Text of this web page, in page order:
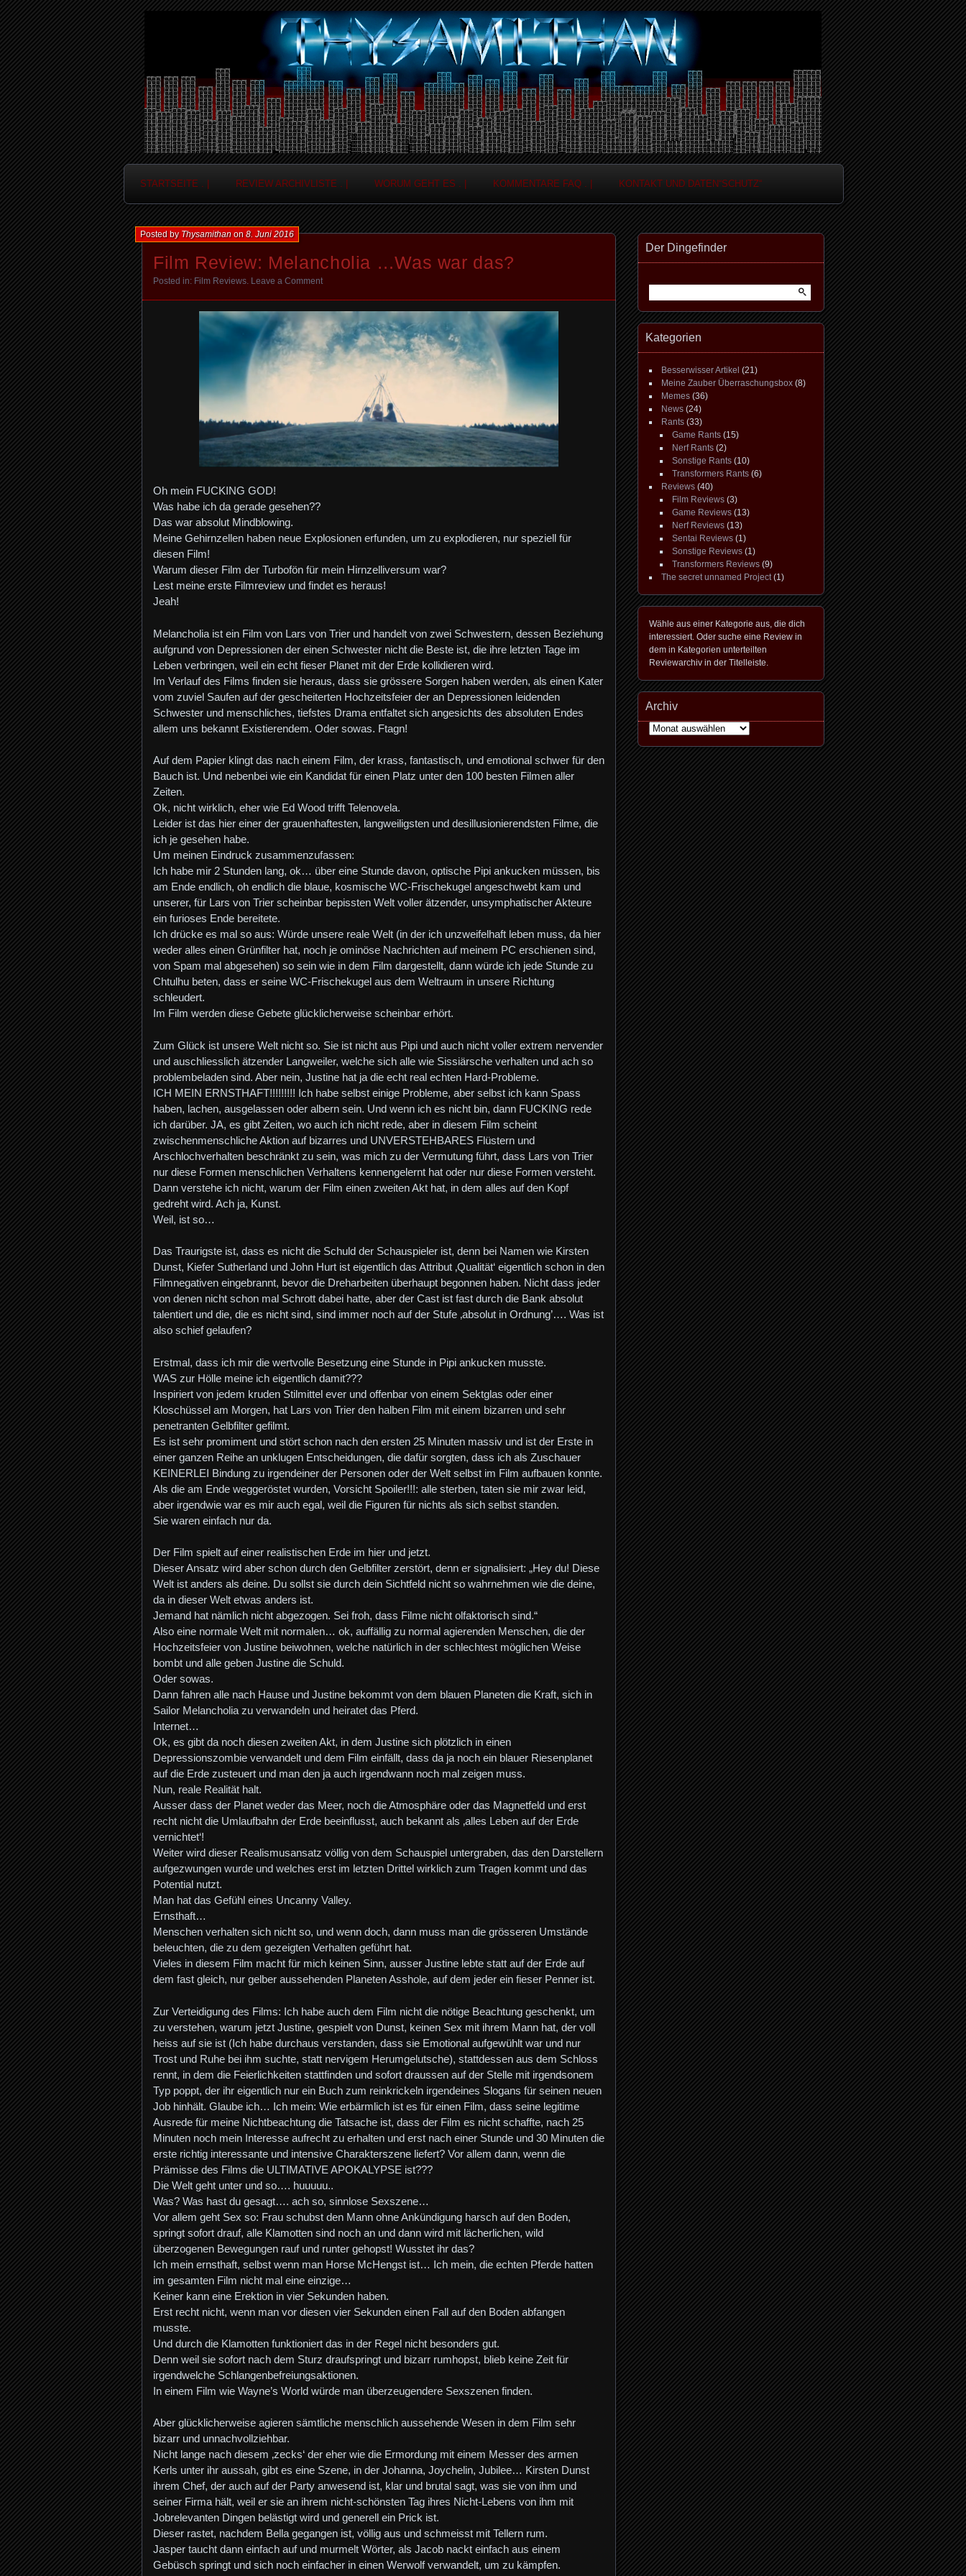
Thysamithan
STARTSEITE . | REVIEW ARCHIVLISTE . | WORUM GEHT ES . | KOMMENTARE FAQ . | KONTAKT UND DATEN“SCHUTZ“
Film Review: Melancholia …Was war das?
Posted byThysamithanon8. Juni 2016
Posted in: Film Reviews. Leave a Comment
Oh mein FUCKING GOD!
Was habe ich da gerade gesehen??
Das war absolut Mindblowing.
Meine Gehirnzellen haben neue Explosionen erfunden, um zu explodieren, nur speziell für
diesen Film!
Warum dieser Film der Turbofön für mein Hirnzelliversum war?
Lest meine erste Filmreview und findet es heraus!
Jeah!
Melancholia ist ein Film von Lars von Trier und handelt von zwei Schwestern, dessen Beziehung
aufgrund von Depressionen der einen Schwester nicht die Beste ist, die ihre letzten Tage im
Leben verbringen, weil ein echt fieser Planet mit der Erde kollidieren wird.
Im Verlauf des Films finden sie heraus, dass sie grössere Sorgen haben werden, als einen Kater
vom zuviel Saufen auf der gescheiterten Hochzeitsfeier der an Depressionen leidenden
Schwester und menschliches, tiefstes Drama entfaltet sich angesichts des absoluten Endes
allem uns bekannt Existierendem. Oder sowas. Ftagn!
Auf dem Papier klingt das nach einem Film, der krass, fantastisch, und emotional schwer für den
Bauch ist. Und nebenbei wie ein Kandidat für einen Platz unter den 100 besten Filmen aller
Zeiten.
Ok, nicht wirklich, eher wie Ed Wood trifft Telenovela.
Leider ist das hier einer der grauenhaftesten, langweiligsten und desillusionierendsten Filme, die
ich je gesehen habe.
Um meinen Eindruck zusammenzufassen:
Ich habe mir 2 Stunden lang, ok… über eine Stunde davon, optische Pipi ankucken müssen, bis
am Ende endlich, oh endlich die blaue, kosmische WC-Frischekugel angeschwebt kam und
unserer, für Lars von Trier scheinbar bepissten Welt voller ätzender, unsymphatischer Akteure
ein furioses Ende bereitete.
Ich drücke es mal so aus: Würde unsere reale Welt (in der ich unzweifelhaft leben muss, da hier
weder alles einen Grünfilter hat, noch je ominöse Nachrichten auf meinem PC erschienen sind,
von Spam mal abgesehen) so sein wie in dem Film dargestellt, dann würde ich jede Stunde zu
Chtulhu beten, dass er seine WC-Frischekugel aus dem Weltraum in unsere Richtung
schleudert.
Im Film werden diese Gebete glücklicherweise scheinbar erhört.
Zum Glück ist unsere Welt nicht so. Sie ist nicht aus Pipi und auch nicht voller extrem nervender
und auschliesslich ätzender Langweiler, welche sich alle wie Sissiärsche verhalten und ach so
problembeladen sind. Aber nein, Justine hat ja die echt real echten Hard-Probleme.
ICH MEIN ERNSTHAFT!!!!!!!!! Ich habe selbst einige Probleme, aber selbst ich kann Spass
haben, lachen, ausgelassen oder albern sein. Und wenn ich es nicht bin, dann FUCKING rede
ich darüber. JA, es gibt Zeiten, wo auch ich nicht rede, aber in diesem Film scheint
zwischenmenschliche Aktion auf bizarres und UNVERSTEHBARES Flüstern und
Arschlochverhalten beschränkt zu sein, was mich zu der Vermutung führt, dass Lars von Trier
nur diese Formen menschlichen Verhaltens kennengelernt hat oder nur diese Formen versteht.
Dann verstehe ich nicht, warum der Film einen zweiten Akt hat, in dem alles auf den Kopf
gedreht wird. Ach ja, Kunst.
Weil, ist so…
Das Traurigste ist, dass es nicht die Schuld der Schauspieler ist, denn bei Namen wie Kirsten
Dunst, Kiefer Sutherland und John Hurt ist eigentlich das Attribut ‚Qualität‘ eigentlich schon in den
Filmnegativen eingebrannt, bevor die Dreharbeiten überhaupt begonnen haben. Nicht dass jeder
von denen nicht schon mal Schrott dabei hatte, aber der Cast ist fast durch die Bank absolut
talentiert und die, die es nicht sind, sind immer noch auf der Stufe ‚absolut in Ordnung’…. Was ist
also schief gelaufen?
Erstmal, dass ich mir die wertvolle Besetzung eine Stunde in Pipi ankucken musste.
WAS zur Hölle meine ich eigentlich damit???
Inspiriert von jedem kruden Stilmittel ever und offenbar von einem Sektglas oder einer
Kloschüssel am Morgen, hat Lars von Trier den halben Film mit einem bizarren und sehr
penetranten Gelbfilter gefilmt.
Es ist sehr promiment und stört schon nach den ersten 25 Minuten massiv und ist der Erste in
einer ganzen Reihe an unklugen Entscheidungen, die dafür sorgten, dass ich als Zuschauer
KEINERLEI Bindung zu irgendeiner der Personen oder der Welt selbst im Film aufbauen konnte.
Als die am Ende weggeröstet wurden, Vorsicht Spoiler!!!: alle sterben, taten sie mir zwar leid,
aber irgendwie war es mir auch egal, weil die Figuren für nichts als sich selbst standen.
Sie waren einfach nur da.
Der Film spielt auf einer realistischen Erde im hier und jetzt.
Dieser Ansatz wird aber schon durch den Gelbfilter zerstört, denn er signalisiert: „Hey du! Diese
Welt ist anders als deine. Du sollst sie durch dein Sichtfeld nicht so wahrnehmen wie die deine,
da in dieser Welt etwas anders ist.
Jemand hat nämlich nicht abgezogen. Sei froh, dass Filme nicht olfaktorisch sind.“
Also eine normale Welt mit normalen… ok, auffällig zu normal agierenden Menschen, die der
Hochzeitsfeier von Justine beiwohnen, welche natürlich in der schlechtest möglichen Weise
bombt und alle geben Justine die Schuld.
Oder sowas.
Dann fahren alle nach Hause und Justine bekommt von dem blauen Planeten die Kraft, sich in
Sailor Melancholia zu verwandeln und heiratet das Pferd.
Internet…
Ok, es gibt da noch diesen zweiten Akt, in dem Justine sich plötzlich in einen
Depressionszombie verwandelt und dem Film einfällt, dass da ja noch ein blauer Riesenplanet
auf die Erde zusteuert und man den ja auch irgendwann noch mal zeigen muss.
Nun, reale Realität halt.
Ausser dass der Planet weder das Meer, noch die Atmosphäre oder das Magnetfeld und erst
recht nicht die Umlaufbahn der Erde beeinflusst, auch bekannt als ‚alles Leben auf der Erde
vernichtet‘!
Weiter wird dieser Realismusansatz völlig von dem Schauspiel untergraben, das den Darstellern
aufgezwungen wurde und welches erst im letzten Drittel wirklich zum Tragen kommt und das
Potential nutzt.
Man hat das Gefühl eines Uncanny Valley.
Ernsthaft…
Menschen verhalten sich nicht so, und wenn doch, dann muss man die grösseren Umstände
beleuchten, die zu dem gezeigten Verhalten geführt hat.
Vieles in diesem Film macht für mich keinen Sinn, ausser Justine lebte statt auf der Erde auf
dem fast gleich, nur gelber aussehenden Planeten Asshole, auf dem jeder ein fieser Penner ist.
Zur Verteidigung des Films: Ich habe auch dem Film nicht die nötige Beachtung geschenkt, um
zu verstehen, warum jetzt Justine, gespielt von Dunst, keinen Sex mit ihrem Mann hat, der voll
heiss auf sie ist (Ich habe durchaus verstanden, dass sie Emotional aufgewühlt war und nur
Trost und Ruhe bei ihm suchte, statt nervigem Herumgelutsche), stattdessen aus dem Schloss
rennt, in dem die Feierlichkeiten stattfinden und sofort draussen auf der Stelle mit irgendsonem
Typ poppt, der ihr eigentlich nur ein Buch zum reinkrickeln irgendeines Slogans für seinen neuen
Job hinhält. Glaube ich… Ich mein: Wie erbärmlich ist es für einen Film, dass seine legitime
Ausrede für meine Nichtbeachtung die Tatsache ist, dass der Film es nicht schaffte, nach 25
Minuten noch mein Interesse aufrecht zu erhalten und erst nach einer Stunde und 30 Minuten die
erste richtig interessante und intensive Charakterszene liefert? Vor allem dann, wenn die
Prämisse des Films die ULTIMATIVE APOKALYPSE ist???
Die Welt geht unter und so…. huuuuu..
Was? Was hast du gesagt…. ach so, sinnlose Sexszene…
Vor allem geht Sex so: Frau schubst den Mann ohne Ankündigung harsch auf den Boden,
springt sofort drauf, alle Klamotten sind noch an und dann wird mit lächerlichen, wild
überzogenen Bewegungen rauf und runter gehopst! Wusstet ihr das?
Ich mein ernsthaft, selbst wenn man Horse McHengst ist… Ich mein, die echten Pferde hatten
im gesamten Film nicht mal eine einzige…
Keiner kann eine Erektion in vier Sekunden haben.
Erst recht nicht, wenn man vor diesen vier Sekunden einen Fall auf den Boden abfangen
musste.
Und durch die Klamotten funktioniert das in der Regel nicht besonders gut.
Denn weil sie sofort nach dem Sturz draufspringt und bizarr rumhopst, blieb keine Zeit für
irgendwelche Schlangenbefreiungsaktionen.
In einem Film wie Wayne’s World würde man überzeugendere Sexszenen finden.
Aber glücklicherweise agieren sämtliche menschlich aussehende Wesen in dem Film sehr
bizarr und unnachvollziehbar.
Nicht lange nach diesem ‚zecks‘ der eher wie die Ermordung mit einem Messer des armen
Kerls unter ihr aussah, gibt es eine Szene, in der Johanna, Joychelin, Jubilee… Kirsten Dunst
ihrem Chef, der auch auf der Party anwesend ist, klar und brutal sagt, was sie von ihm und
seiner Firma hält, weil er sie an ihrem nicht-schönsten Tag ihres Nicht-Lebens von ihm mit
Jobrelevanten Dingen belästigt wird und generell ein Prick ist.
Dieser rastet, nachdem Bella gegangen ist, völlig aus und schmeisst mit Tellern rum.
Jasper taucht dann einfach auf und murmelt Wörter, als Jacob nackt einfach aus einem
Gebüsch springt und sich noch einfacher in einen Werwolf verwandelt, um zu kämpfen.
Der Dingefinder
nach:
Kategorien
Besserwisser Artikel (21)
Meine Zauber Überraschungsbox (8)
Memes (36)
News (24)
Rants (33)
Game Rants (15)
Nerf Rants (2)
Sonstige Rants (10)
Transformers Rants (6)
Reviews (40)
Film Reviews (3)
Game Reviews (13)
Nerf Reviews (13)
Sentai Reviews (1)
Sonstige Reviews (1)
Transformers Reviews (9)
The secret unnamed Project(1)
Wähle aus einer Kategorie aus, die dich
interessiert. Oder suche eine Review in
dem in Kategorien unterteilten
Reviewarchiv in der Titelleiste.
Archiv
Archiv